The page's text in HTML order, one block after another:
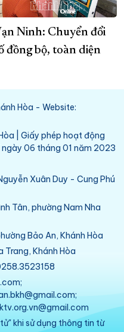
Ninh: Chuyển đổi
đồng bộ, toàn diện
Hòa - Website:
| Giấy phép hoạt động
06 tháng 01 năm 2023
Xuân Duy - Cung Phú
Tân, phường Nam Nha
Bảo An, Khánh Hòa
Trang, Khánh Hòa
khi sử dụng thông tin từ